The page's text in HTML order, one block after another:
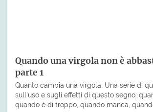
Quando una virgola non è
parte 1
Quanto cambia una virgola. Una serie di
sull’uso e sugli effetti di questo segno:
quando è di troppo, quando manca,